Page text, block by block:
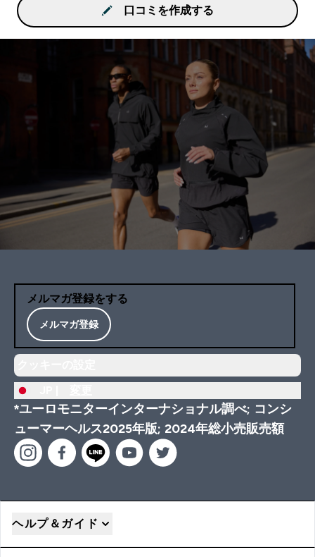
口コミを作成する
メルマガ登録をする
メルマガ登録
*ユーロモニターインターナショナル調べ; コンシ
ューマーヘルス2025年版; 2024年総小売販売額
ヘルプ＆ガイド